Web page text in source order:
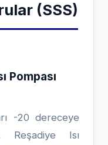
(SSS)
Pompası
-20 dereceye
Reşadiye Isı